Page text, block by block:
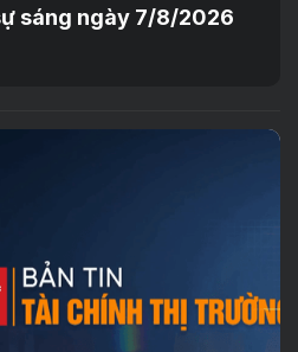
sáng ngày 7/8/2026